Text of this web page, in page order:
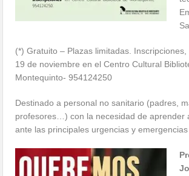
(*) Gratuito – Plazas limitadas.
19 de noviembre en el Centro Cultural
Montequinto- 954124250
Destinado a personal no sanitario (padres,
profesores…) con la necesidad de aprender
ante las principales urgencias y emergencias